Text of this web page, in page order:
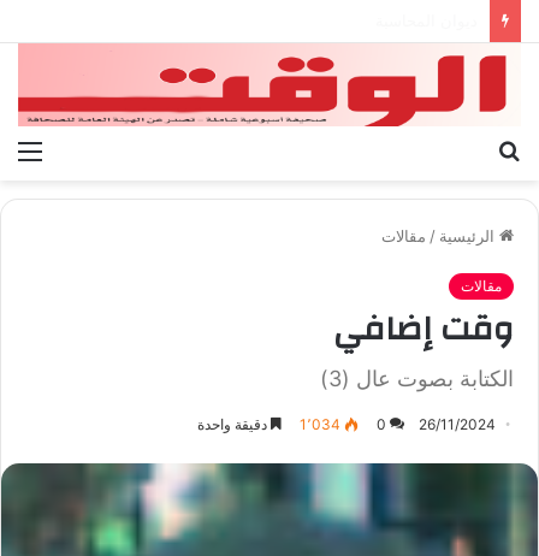
الرئيسية / مقالات
مقالات
وقت إضافي
الكتابة بصوت عال (3)
26/11/2024
0 1٬034 دقيقة واحدة